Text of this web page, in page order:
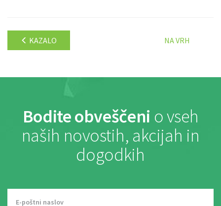
KAZALO NA VRH
Bodite obveščeni o vseh
naših novostih, akcijah in
dogodkih